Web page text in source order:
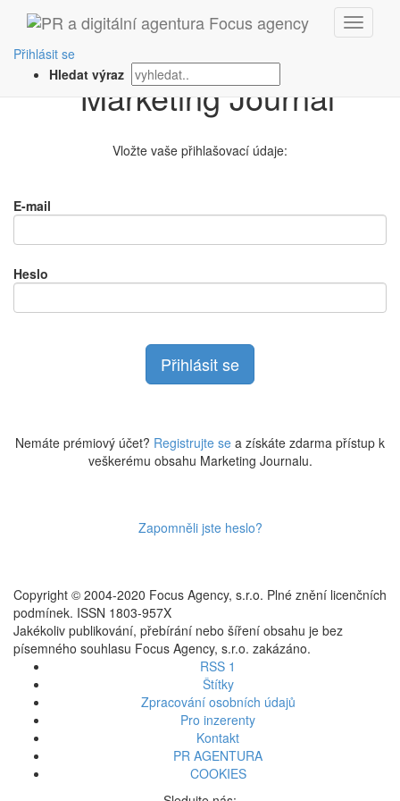
Přihlásit se
Hledat výrazPřihlášení na
Vložte vaše přihlašovací údaje:
E-mail
Heslo
Nemáte prémiový účet? Registrujte se a získáte zdarma přístup k
veškerému obsahu Marketing Journalu.
Zapomněli jste heslo?
Copyright © 2004-2020 Focus Agency, s.r.o. Plné znění licenčních
podmínek. ISSN 1803-957X
Jakékoliv publikování, přebírání nebo šíření obsahu je bez
písemného souhlasu Focus Agency, s.r.o. zakázáno.
RSS 1
Štítky
Zpracování osobních údajů
Pro inzerenty
Kontakt
PR AGENTURA
COOKIES